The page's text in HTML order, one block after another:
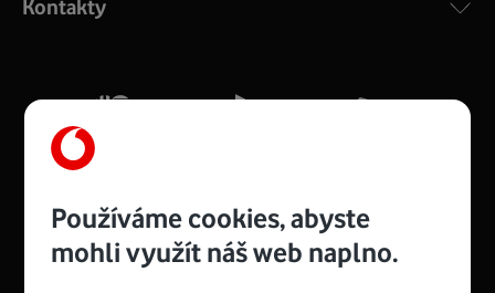
silný signál pro celou domácnost. Kompaktní rozměry 21
Více o COMPAL CH7465VF
Kontakty
Používáme cookies, abyste
mohli využít náš web naplno.